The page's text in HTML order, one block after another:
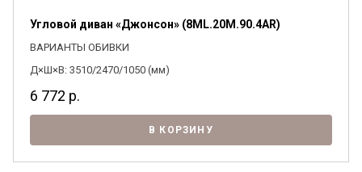
Угловой диван «Джонсон» (8ML.20M.90.4AR)
ВАРИАНТЫ ОБИВКИ
Д×Ш×В: 3510/2470/1050 (мм)
6 772 р.
В КОРЗИНУ